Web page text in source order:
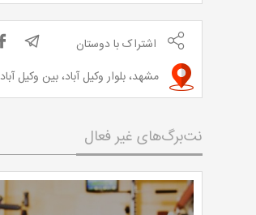
اشتراک با دوستان
مشهد، بلوار وکیل آباد، بین وکیل آباد 26 و بلوار 7 تیر
نت‌برگ‌های غیر فعال